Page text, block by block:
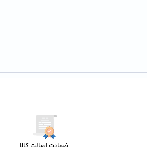
ضمانت اصالت کالا